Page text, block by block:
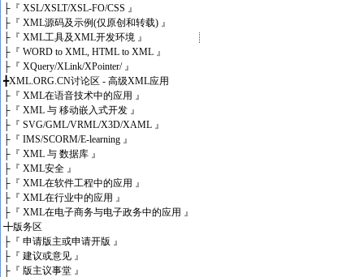
├ 『 XSL/XSLT/XSL-FO/CSS 』
├ 『 XML源码及示例(仅原创和转载) 』
├ 『 XML工具及XML开发环境 』
├ 『 WORD to XML, HTML to XML 』
├ 『 XQuery/XLink/XPointer/ 』
╋XML.ORG.CN讨论区 - 高级XML应用
├ 『 XML在语音技术中的应用 』
├ 『 XML 与 移动嵌入式开发 』
├ 『 SVG/GML/VRML/X3D/XAML 』
├ 『 IMS/SCORM/E-learning 』
├ 『 XML 与 数据库 』
├ 『 XML安全 』
├ 『 XML在软件工程中的应用 』
├ 『 XML在行业中的应用 』
├ 『 XML在电子商务与电子政务中的应用 』
╋版务区
├ 『 申请版主或申请开版 』
├ 『 建议或意见 』
├ 『 版主议事堂 』